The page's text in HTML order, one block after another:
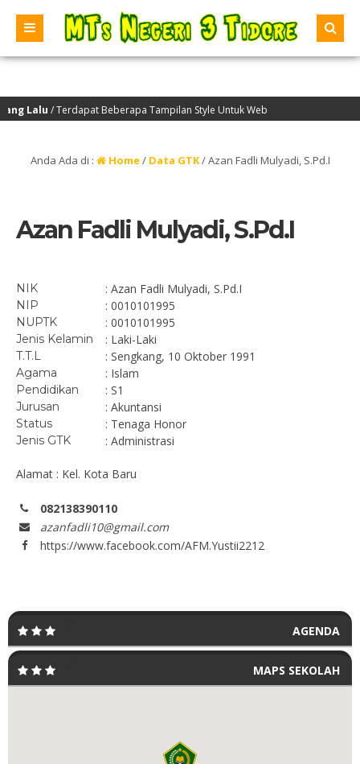
Lalu/ Terdapat Beberapa Tampilan Style Untuk Web
Anda Ada di : Home/ Data GTK/Azan Fadli Mulyadi, S.Pd.I
Azan Fadli Mulyadi, S.Pd.I
NIK : Azan Fadli Mulyadi, S.Pd.I
NIP : 0010101995
NUPTK : 0010101995
Jenis Kelamin : Laki-Laki
T.T.L : Sengkang, 10 Oktober 1991
Agama : Islam
Pendidikan : S1
Jurusan : Akuntansi
Status : Tenaga Honor
Jenis GTK : Administrasi
Alamat : Kel. Kota Baru
082138390110
azanfadli10@gmail.com
https://www.facebook.com/AFM.Yustii2212
AGENDA
MAPS SEKOLAH